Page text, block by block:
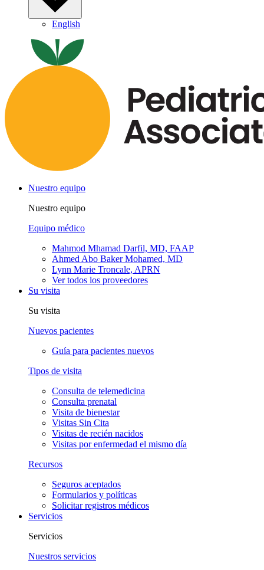
English
Nuestro equipo
Nuestro equipo
Equipo médico
Mahmod Mhamad Darfil, MD, FAAP
Ahmed Abo Baker Mohamed, MD
Lynn Marie Troncale, APRN
Ver todos los proveedores
Su visita
Su visita
Nuevos pacientes
Guía para pacientes nuevos
Tipos de visita
Consulta de telemedicina
Consulta prenatal
Visita de bienestar
Visitas Sin Cita
Visitas de recién nacidos
Visitas por enfermedad el mismo día
Recursos
Seguros aceptados
Formularios y políticas
Solicitar registros médicos
Servicios
Servicios
Nuestros servicios